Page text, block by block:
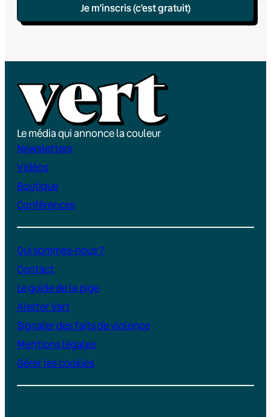
Je m’inscris (c’est gratuit)
Le média qui annonce la couleur
Newsletters
Vidéos
Boutique
Conférences
Qui sommes-nous ?
Contact
Le guide de la pige
Alerter Vert
Signaler des faits de violence
Mentions légales
Gérer les cookies